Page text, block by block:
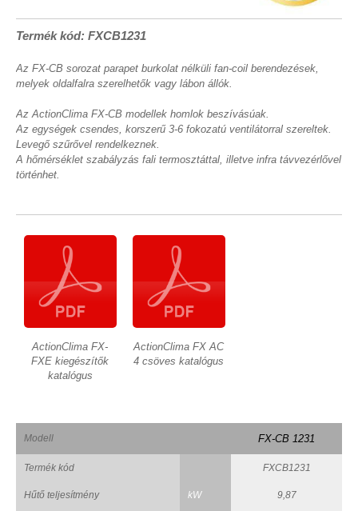
Termék kód: FXCB1231
Az FX-CB sorozat parapet burkolat nélküli fan-coil berendezések,
melyek oldalfalra szerelhetők vagy lábon állók.
Az ActionClima FX-CB modellek homlok beszívásúak.
Az egységek csendes, korszerű 3-6 fokozatú ventilátorral szereltek.
Levegő szűrővel rendelkeznek.
A hőmérséklet szabályzás fali termosztáttal, illetve infra távvezérlővel
történhet.
ActionClima FX-
FXE kiegészítők
katalógus
ActionClima FX AC
4 csöves katalógus
Modell FX-CB 1231
Termék kód FXCB1231
Hűtő teljesítmény kW 9,87